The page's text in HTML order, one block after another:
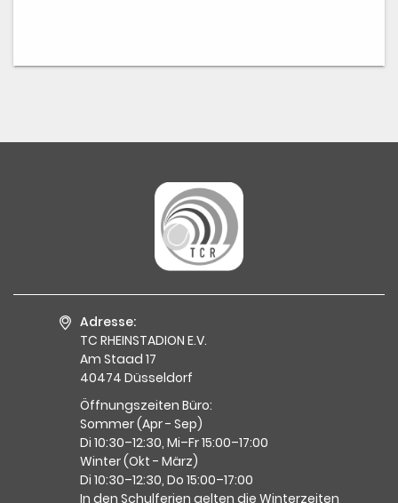
Adresse:
TC RHEINSTADION E.V.
Am Staad 17
40474 Düsseldorf
Öffnungszeiten Büro:
Sommer (Apr - Sep)
Di 10:30–12:30, Mi–Fr 15:00–17:00
Winter (Okt - März)
Di 10:30–12:30, Do 15:00–17:00
In den Schulferien gelten die Winterzeiten